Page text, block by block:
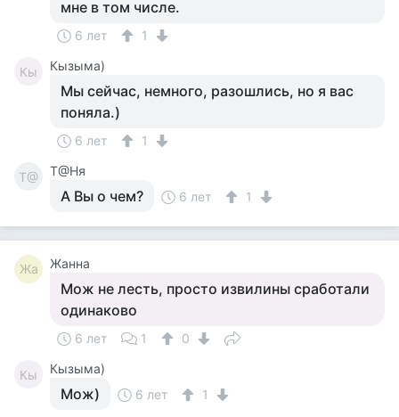
мне в том числе.
6 лет 1
Кы Кызыма)
Мы сейчас, немного, разошлись, но я вас
поняла.)
6 лет 1
Т@ Т@Ня
А Вы о чем? 6 лет 1
Жа Жанна
Мож не лесть, просто извилины сработали
одинаково
6 лет 1 0
Кы Кызыма)
Мож) 6 лет 1